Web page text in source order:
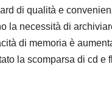
di qualità e
la necessità di
di memoria è
la scomparsa di cd e